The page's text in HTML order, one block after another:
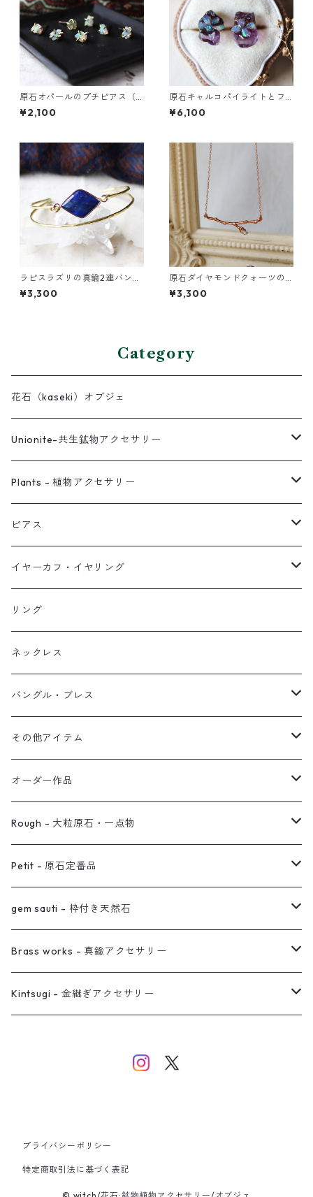
原石オパールのプチピアス（1
粒/片方）
¥2,100
原石キャルコパイライトとフ
ローライトのプチピアス
¥6,100
ラピスラズリの真鍮2連バング
ル
¥3,300
原石ダイヤモンドクォーツの
小枝ネックレス
¥3,300
Category
花石（kaseki）オブジェ
Unionite-共生鉱物アクセサリー
ピアス
ネックレス
イヤーカフ
イヤリング
Plants - 植物アクセサリー
ピアス
ネックレス
リング
ブレス
オブジェ
イヤーカフ
ピアス
スタッド・一粒
フック・ぶら下がり
フープ
イヤーカフ・イヤリング
原石イヤーカフ
植物イヤーカフ
ぶら下がりイヤーカフ
2連イヤーカフ
イヤリング対応
ノンホールピアス
オーダー用ページ
真鍮イヤーカフ
リング
ネックレス
バングル・ブレス
ブレスレット
バングル
その他アイテム
ブローチ
ヘアアクセサリー
オーダー作品
リング
ネックレス
ピアス
イヤーカフ
バングル
Rough - 大粒原石・一点物
ピアス
リング
ネックレス
イヤーカフ
Petit - 原石定番品
ピアス
リング
ネックレス
gem sauti - 枠付き天然石
ピアス
ネックレス
Brass works - 真鍮アクセサリー
リング
バングル
Kintsugi - 金継ぎアクセサリー
プライバシーポリシー
特定商取引法に基づく表記